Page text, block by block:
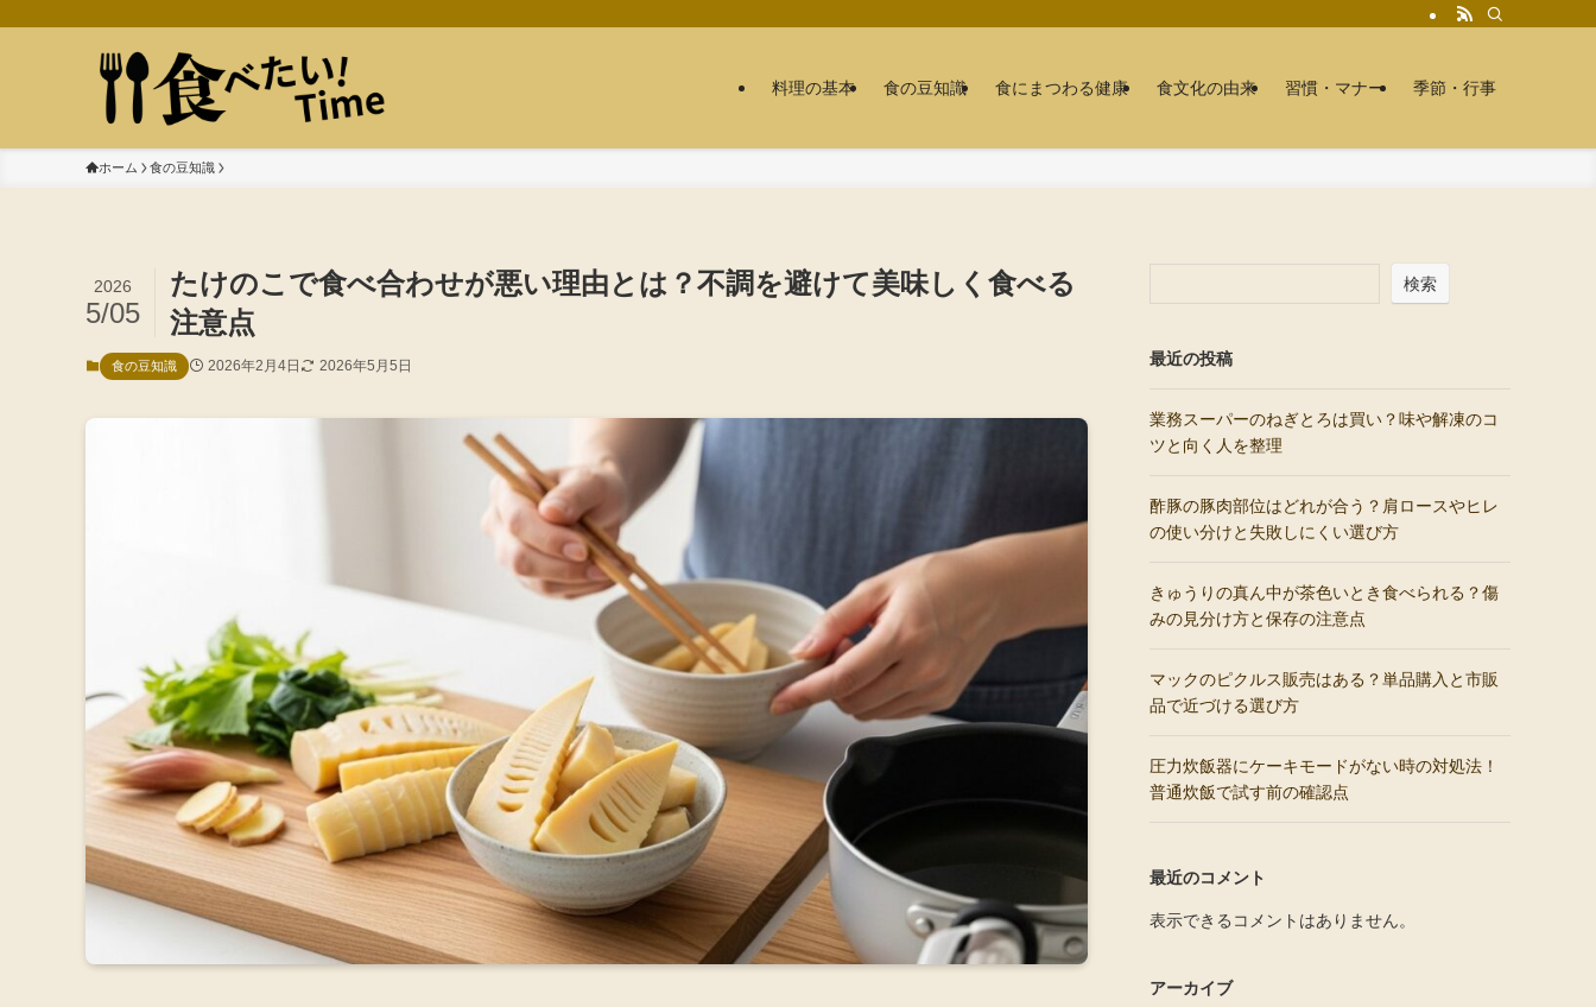
料理の基本 食の豆知識 食にまつわる健康 食文化の由来 習慣・マナー 季節・行事
ホーム 食の豆知識
たけのこで食べ合わせが悪い理由とは？不調を避けて美味しく食べる
注意点
2026
5/05
食の豆知識 2026年2月4日 2026年5月5日
検索
最近の投稿
業務スーパーのねぎとろは買い？味や解凍のコ
ツと向く人を整理
酢豚の豚肉部位はどれが合う？肩ロースやヒレ
の使い分けと失敗しにくい選び方
きゅうりの真ん中が茶色いとき食べられる？傷
みの見分け方と保存の注意点
マックのピクルス販売はある？単品購入と市販
品で近づける選び方
圧力炊飯器にケーキモードがない時の対処法！
普通炊飯で試す前の確認点
最近のコメント
表示できるコメントはありません。
アーカイブ